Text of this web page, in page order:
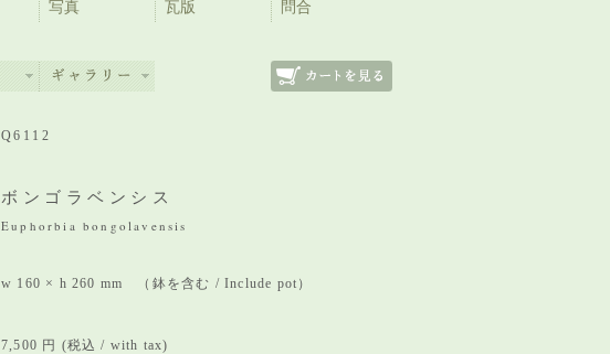
写真 瓦版 問合
Q6112
ボンゴラベンシス
Euphorbia bongolavensis
w 160 × h 260 mm （鉢を含む / Include pot）
7,500 円 (税込 / with tax)